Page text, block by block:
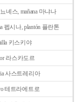
뇨녜스, mañana 마냐나
펩시나, plantón 플란톤
키스키야
라스카도르
사스트레리아
테트라에트로